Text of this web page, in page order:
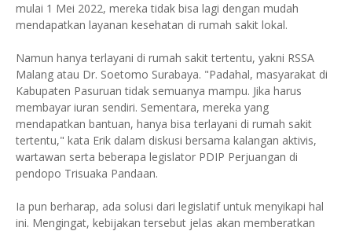
mulai 1 Mei 2022, mereka tidak bisa lagi dengan mudah
mendapatkan layanan kesehatan di rumah sakit lokal.
Namun hanya terlayani di rumah sakit tertentu, yakni RSSA
Malang atau Dr. Soetomo Surabaya. "Padahal, masyarakat di
Kabupaten Pasuruan tidak semuanya mampu. Jika harus
membayar iuran sendiri. Sementara, mereka yang
mendapatkan bantuan, hanya bisa terlayani di rumah sakit
tertentu," kata Erik dalam diskusi bersama kalangan aktivis,
wartawan serta beberapa legislator PDIP Perjuangan di
pendopo Trisuaka Pandaan.
Ia pun berharap, ada solusi dari legislatif untuk menyikapi hal
ini. Mengingat, kebijakan tersebut jelas akan memberatkan